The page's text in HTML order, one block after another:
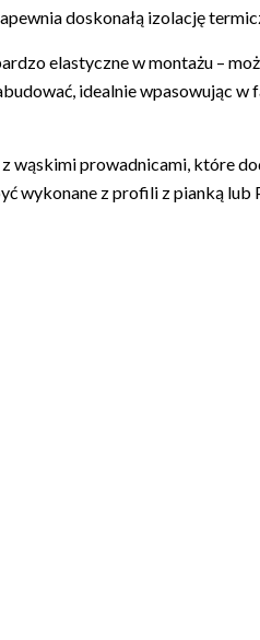
doskonałą izolację
elastyczne w montażu –
idealnie wpasowując
wąskimi prowadnicami, które
wykonane z profili z pianką